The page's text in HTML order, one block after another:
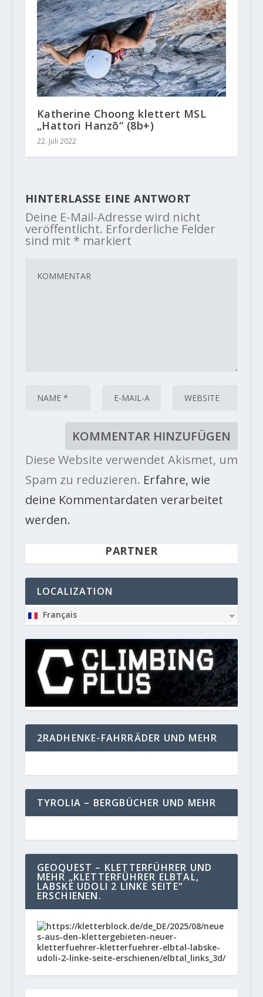
Katherine Choong klettert MSL
„Hattori Hanzō“ (8b+)
22. Juli 2022
HINTERLASSE EINE ANTWORT
Deine E-Mail-Adresse wird nicht
veröffentlicht. Erforderliche Felder
sind mit * markiert
Diese Website verwendet Akismet, um
Spam zu reduzieren. Erfahre, wie
deine Kommentardaten verarbeitet
werden.
PARTNER
LOCALIZATION
Français
2RADHENKE-FAHRRÄDER UND MEHR
TYROLIA – BERGBÜCHER UND MEHR
GEOQUEST – KLETTERFÜHRER UND
MEHR „KLETTERFÜHRER ELBTAL,
LABSKE UDOLI 2 LINKE SEITE“
ERSCHIENEN.